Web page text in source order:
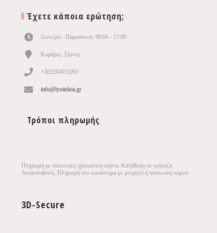
Έχετε κάποια ερώτηση;
Δευτέρα - Παρασκευή: 09:00 - 17:00
Καμάρες, Σίφνος
+302284033261
info@lysiteleia.gr
Τρόποι πληρωμής
Πληρωμή με πιστωτική /χρεωστική κάρτα, Κατάθεση σε τράπεζα,
Αντικαταβολή, Πληρωμή στο κατάστημα με μετρητά ή πιστωτική κάρτα.
3D-Secure